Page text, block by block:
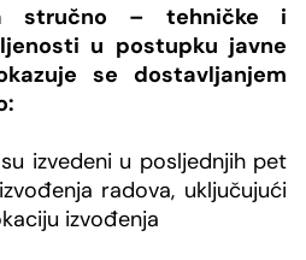
stručno – tehničke i
u postupku javne
se dostavljanjem
izvedeni u posljednjih pet
radova, uključujući
izvođenja